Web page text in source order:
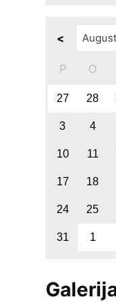
<
P O
27 28
3 4
10 11
17 18
24 25
31 1